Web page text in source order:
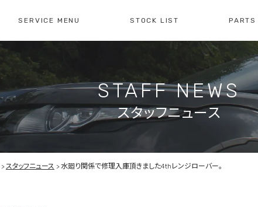
レイブリックについて 店舗紹介
SERVICE MENU
修理・整備・故障診断 車検・点検のご案内
STOCK LIST PARTS
0561-61-3930
10:00-19:00
お問い合わせ
お問い合わせ
買取のお問い合わせ
STAFF NEWS
スタッフニュース
スタッフニュース 水廻り関係で修理入庫頂きました4thレンジローバー。